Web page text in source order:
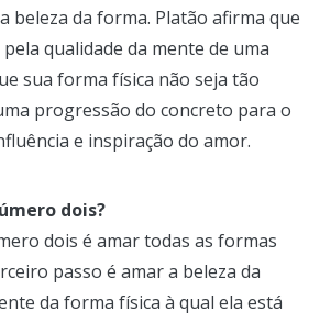
beleza da forma. Platão afirma que
qualidade da mente de uma
sua forma física não seja tão
progressão do concreto para o
e inspiração do amor.
dois?
dois é amar todas as formas
passo é amar a beleza da
da forma física à qual ela está